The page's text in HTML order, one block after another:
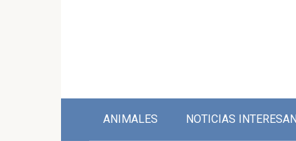
ANIMALES NOTICIAS